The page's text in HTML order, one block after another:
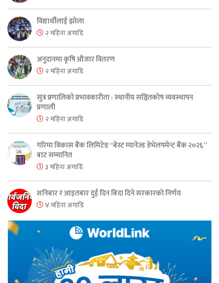
विद्यार्थीलाई झोला
२ महिना अगाडि
अनुदानमा कृषि औजार वितरण
२ महिना अगाडि
सुत्र प्रणालिको प्रभावकारीता : स्थानीय सञ्चितकोष व्यवस्थापन
प्रणाली
२ महिना अगाडि
गरिमा विकास बैंक लिमिटेड “बेस्ट म्यानेज्ड डेभेलपमेन्ट बैंक २०२६”
बाट सम्मानित
३ महिना अगाडि
शनिबार र आइतबार दुई दिन बिदा दिने सरकारको निर्णय
४ महिना अगाडि